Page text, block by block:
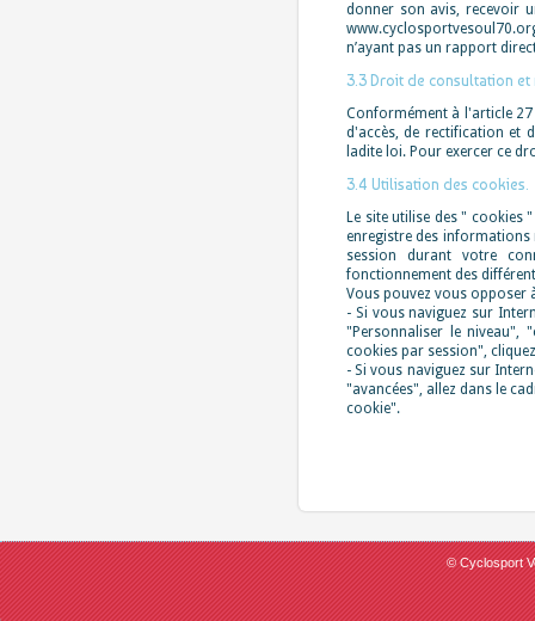
donner son avis, recevoir
n’ayant pas un rapport
3.3 Droit de consultation
Conformément à l'article
d'accès, de rectification et
ladite loi. Pour exercer ce
3.4 Utilisation des cookies.
Le site utilise des " cookies
enregistre des informations
session durant votre
fonctionnement des
Vous pouvez vous opposer
- Si vous naviguez sur
"Personnaliser le niveau",
cookies par session",
- Si vous naviguez sur
"avancées", allez dans le
cookie".
© Cyclosport